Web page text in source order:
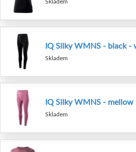
Skladem
IQ Silky WMNS - black -
Skladem
IQ Silky WMNS - mellow
Skladem